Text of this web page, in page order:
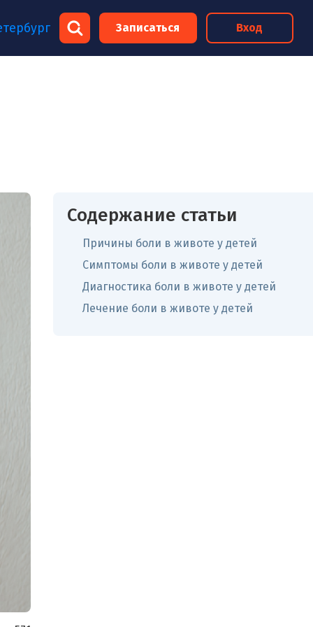
Записаться Вход
Содержание статьи
Причины боли в животе у детей
Симптомы боли в животе у детей
Диагностика боли в животе у детей
Лечение боли в животе у детей
×